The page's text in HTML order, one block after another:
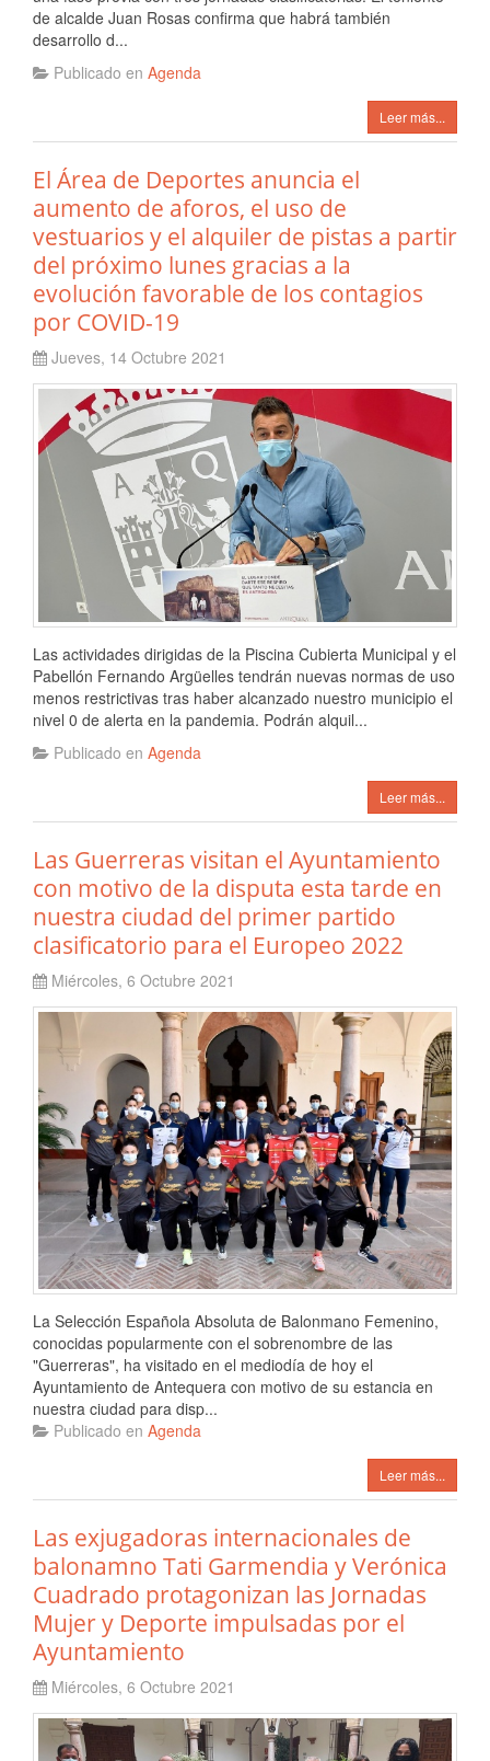
de alcalde Juan Rosas confirma que habrá también
desarrollo d...
Publicado en Agenda
Leer más...
El Área de Deportes anuncia el
aumento de aforos, el uso de
vestuarios y el alquiler de pistas a partir
del próximo lunes gracias a la
evolución favorable de los contagios
por COVID-19
Jueves, 14 Octubre 2021
Las actividades dirigidas de la Piscina Cubierta Municipal y el
Pabellón Fernando Argüelles tendrán nuevas normas de uso
menos restrictivas tras haber alcanzado nuestro municipio el
nivel 0 de alerta en la pandemia. Podrán alquil...
Publicado en Agenda
Leer más...
Las Guerreras visitan el Ayuntamiento
con motivo de la disputa esta tarde en
nuestra ciudad del primer partido
clasificatorio para el Europeo 2022
Miércoles, 6 Octubre 2021
La Selección Española Absoluta de Balonmano Femenino,
conocidas popularmente con el sobrenombre de las
"Guerreras", ha visitado en el mediodía de hoy el
Ayuntamiento de Antequera con motivo de su estancia en
nuestra ciudad para disp...
Publicado en Agenda
Leer más...
Las exjugadoras internacionales de
balonamno Tati Garmendia y Verónica
Cuadrado protagonizan las Jornadas
Mujer y Deporte impulsadas por el
Ayuntamiento
Miércoles, 6 Octubre 2021